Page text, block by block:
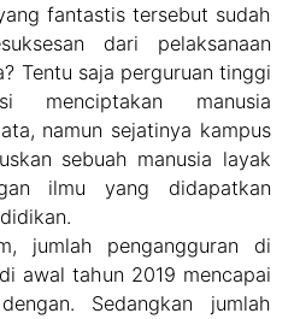
fantastis tersebut sudah
dari pelaksanaan
Tentu saja perguruan tinggi
menciptakan manusia
namun sejatinya kampus
sebuah manusia layak
ilmu yang didapatkan
jumlah pengangguran di
awal tahun 2019 mencapai
Sedangkan jumlah